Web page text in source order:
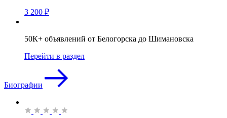
3 200 ₽
50К+ объявлений от Белогорска до Шимановска
Перейти в раздел
Биографии